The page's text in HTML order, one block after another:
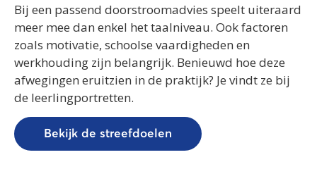
Bij een passend doorstroomadvies speelt uiteraard
meer mee dan enkel het taalniveau. Ook factoren
zoals motivatie, schoolse vaardigheden en
werkhouding zijn belangrijk. Benieuwd hoe deze
afwegingen eruitzien in de praktijk? Je vindt ze bij
de leerlingportretten.
Bekijk de streefdoelen